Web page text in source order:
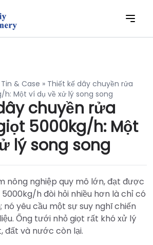
Tin & Case » Thiết kế dây chuyền rửa
Một ví dụ về xử lý song song
chuyền rửa
5000kg/h: Một
lý song song
nông nghiệp quy mô lớn, đạt được
h đòi hỏi nhiều hơn là chỉ có
yêu cầu một sự suy nghĩ chiến
Ống tưới nhỏ giọt rất khó xử lý
đất và nước còn lại.